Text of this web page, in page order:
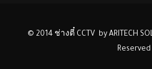
© 2014 ช่างตี๋ CCTV by ARITECH
Reserved